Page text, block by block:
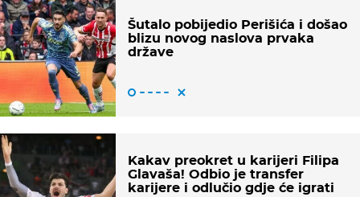
Šutalo pobijedio Perišića i došao
blizu novog naslova prvaka
države
Kakav preokret u karijeri Filipa
Glavaša! Odbio je transfer
karijere i odlučio gdje će igrati